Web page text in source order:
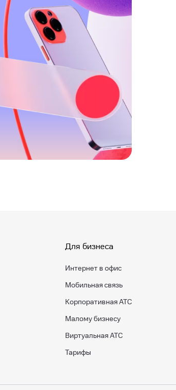
Для бизнеса
Интернет в офис
Мобильная связь
Корпоративная АТС
Малому бизнесу
Виртуальная АТС
Тарифы